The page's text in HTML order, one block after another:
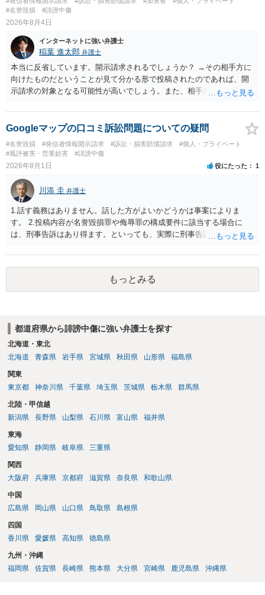
#名誉毀損
#誹謗中傷
2026年8月4日
インターネットに強い弁護士
稲葉 進太郎 弁護士
本当に反省しています。開示請求されるでしょうか？ →その相手方に
向けたものだということが見て分かる形で投稿されたのであれば、開
示請求の対象となる可能性が高いでしょう。また、相手方の投稿した
と存じます。発信者情報開示請求が進むと、投稿に使った回線の契約
者のところに、意見照会がなされます。アカウント情報開示の場合
は、アカウントの登録メールに意見照会がなされます。 また、された
場合賠償金はいくらでしょうか。 →ケースバイケースであり、数万円
から１００万単位まで様々でしょう。裁判外であれば交渉して相手方
Googleマップの口コミ訴訟問題についての疑問
#名誉毀損 #発信者情報開示請求 #訴訟・損害賠償請求
#個人・プライベート
#風評被害・営業妨害
#誹謗中傷
2026年8月1日 役にたった 1
川添 圭 弁護士
1.話す義務はありません。話した方がよいかどうかは事案によりま
す。 2.投稿内容が名誉毀損罪や侮辱罪の構成要件に該当する場合に
は、刑事告訴はあり得ます。といっても、実際に刑事告訴に動くかど
です。Googleは電話番号の開示請求もできることが多いので、少しで
も特定可能になるよう、複数ルートで開示請求が行われることが多い
です。さらにいえば、利用者からの口コミ投稿の場合、開示請求者は
ある程度対象者を特定できている（ただし証拠による裏付けか必要な
もっとみる
都道府県から誹謗中傷に強い弁護士を探す
北海道・東北
北海道
青森県 岩手県 宮城県 秋田県 山形県 福島県
関東
東京都
神奈川県 千葉県 埼玉県 茨城県 栃木県 群馬県
北陸・甲信越
新潟県
長野県 山梨県 石川県 富山県 福井県
東海
愛知県
静岡県 岐阜県 三重県
関西
大阪府
兵庫県 京都府 滋賀県 奈良県 和歌山県
中国
広島県
岡山県 山口県 鳥取県 島根県
四国
香川県
愛媛県 高知県 徳島県
九州・沖縄
福岡県
佐賀県 長崎県 熊本県 大分県 宮崎県 鹿児島県 沖縄県